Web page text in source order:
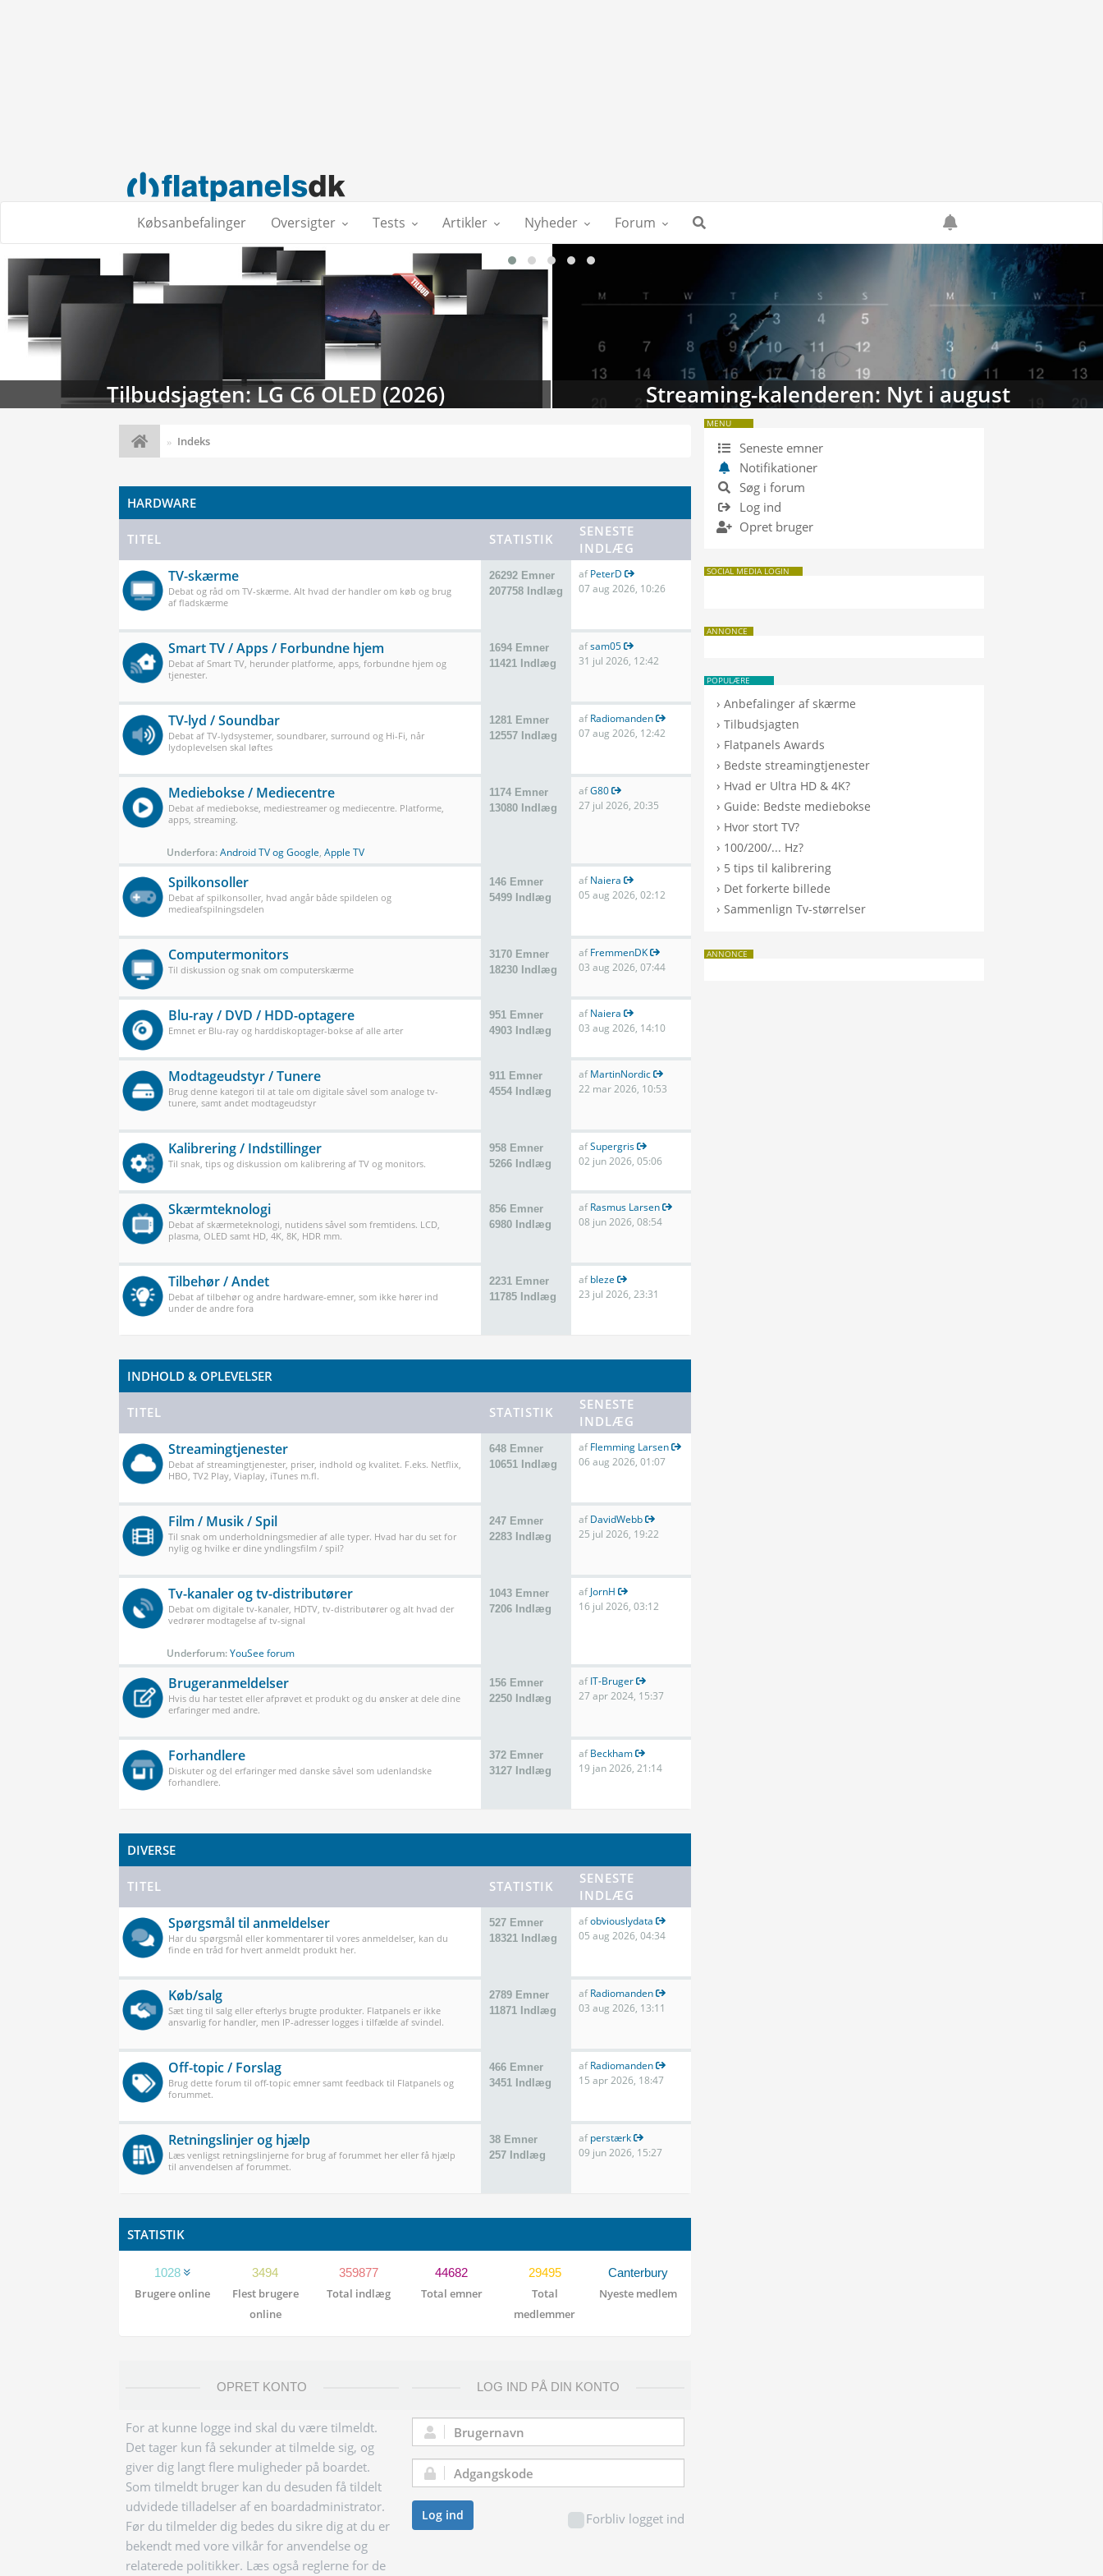
Købsanbefalinger Oversigter Tests Artikler Nyheder Forum
Streaming-kalenderen: Nyt i august TV-databasen: Sammenlign TV
Indeks
HARDWARE
TITEL STATISTIK
SENESTE
INDLÆG
TV-skærme
Debat og råd om TV-skærme. Alt hvad der handler om køb og brug
af fladskærme
26292 Emner
207758 Indlæg
afPeterD
07 aug 2026, 10:26
Smart TV / Apps / Forbundne hjem
Debat af Smart TV, herunder platforme, apps, forbundne hjem og
tjenester.
1694 Emner
11421 Indlæg
afsam05
31 jul 2026, 12:42
TV-lyd / Soundbar
Debat af TV-lydsystemer, soundbarer, surround og Hi-Fi, når
lydoplevelsen skal løftes
1281 Emner
12557 Indlæg
afRadiomanden
07 aug 2026, 12:42
Mediebokse / Mediecentre
Debat af mediebokse, mediestreamer og mediecentre. Platforme,
apps, streaming.
Underfora:Android TV og Google, Apple TV
1174 Emner
13080 Indlæg
afG80
27 jul 2026, 20:35
Spilkonsoller
Debat af spilkonsoller, hvad angår både spildelen og
medieafspilningsdelen
146 Emner
5499 Indlæg
afNaiera
05 aug 2026, 02:12
Computermonitors
Til diskussion og snak om computerskærme
3170 Emner
18230 Indlæg
afFremmenDK
03 aug 2026, 07:44
Blu-ray / DVD / HDD-optagere
Emnet er Blu-ray og harddiskoptager-bokse af alle arter
951 Emner
4903 Indlæg
afNaiera
03 aug 2026, 14:10
Modtageudstyr / Tunere
Brug denne kategori til at tale om digitale såvel som analoge tv-
tunere, samt andet modtageudstyr
911 Emner
4554 Indlæg
afMartinNordic
22 mar 2026, 10:53
Kalibrering / Indstillinger
Til snak, tips og diskussion om kalibrering af TV og monitors.
958 Emner
5266 Indlæg
afSupergris
02 jun 2026, 05:06
Skærmteknologi
Debat af skærmeteknologi, nutidens såvel som fremtidens. LCD,
plasma, OLED samt HD, 4K, 8K, HDR mm.
856 Emner
6980 Indlæg
afRasmus Larsen
08 jun 2026, 08:54
Tilbehør / Andet
Debat af tilbehør og andre hardware-emner, som ikke hører ind
under de andre fora
2231 Emner
11785 Indlæg
afbleze
23 jul 2026, 23:31
INDHOLD & OPLEVELSER
TITEL STATISTIK
SENESTE
INDLÆG
Streamingtjenester
Debat af streamingtjenester, priser, indhold og kvalitet. F.eks. Netflix,
HBO, TV2 Play, Viaplay, iTunes m.fl.
648 Emner
10651 Indlæg
afFlemming Larsen
06 aug 2026, 01:07
Film / Musik / Spil
Til snak om underholdningsmedier af alle typer. Hvad har du set for
nylig og hvilke er dine yndlingsfilm / spil?
247 Emner
2283 Indlæg
afDavidWebb
25 jul 2026, 19:22
Tv-kanaler og tv-distributører
Debat om digitale tv-kanaler, HDTV, tv-distributører og alt hvad der
vedrører modtagelse af tv-signal
Underforum:YouSee forum
1043 Emner
7206 Indlæg
afJornH
16 jul 2026, 03:12
Brugeranmeldelser
Hvis du har testet eller afprøvet et produkt og du ønsker at dele dine
erfaringer med andre.
156 Emner
2250 Indlæg
afIT-Bruger
27 apr 2024, 15:37
Forhandlere
Diskuter og del erfaringer med danske såvel som udenlandske
forhandlere.
372 Emner
3127 Indlæg
afBeckham
19 jan 2026, 21:14
DIVERSE
TITEL STATISTIK
SENESTE
INDLÆG
Spørgsmål til anmeldelser
Har du spørgsmål eller kommentarer til vores anmeldelser, kan du
finde en tråd for hvert anmeldt produkt her.
527 Emner
18321 Indlæg
afobviouslydata
05 aug 2026, 04:34
Køb/salg
Sæt ting til salg eller efterlys brugte produkter. Flatpanels er ikke
ansvarlig for handler, men IP-adresser logges i tilfælde af svindel.
2789 Emner
11871 Indlæg
afRadiomanden
03 aug 2026, 13:11
Off-topic / Forslag
Brug dette forum til off-topic emner samt feedback til Flatpanels og
forummet.
466 Emner
3451 Indlæg
afRadiomanden
15 apr 2026, 18:47
Retningslinjer og hjælp
Læs venligst retningslinjerne for brug af forummet her eller få hjælp
til anvendelsen af forummet.
38 Emner
257 Indlæg
afperstærk
09 jun 2026, 15:27
STATISTIK
1028
Brugere online
3494
Flest brugere
online
359877
Total indlæg
44682
Total emner
29495
Total
medlemmer
Canterbury
Nyeste medlem
OPRET KONTO
For at kunne logge ind skal du være tilmeldt.
Det tager kun få sekunder at tilmelde sig, og
giver dig langt flere muligheder på boardet.
Som tilmeldt bruger kan du desuden få tildelt
udvidede tilladelser af en boardadministrator.
Før du tilmelder dig bedes du sikre dig at du er
bekendt med vore vilkår for anvendelse og
relaterede politikker. Læs også reglerne for de
LOG IND PÅ DIN KONTO
Brugernavn:
Adgangskode:
Forbliv logget ind
Log ind
MENU
Seneste emner
Notifikationer
Søg i forum
Log ind
Opret bruger
SOCIAL MEDIA LOGIN
ANNONCE
POPULÆRE
›Anbefalinger af skærme
›Tilbudsjagten
› Flatpanels Awards
› Bedste streamingtjenester
› Hvad er Ultra HD & 4K?
› Guide: Bedste mediebokse
› Hvor stort TV?
› 100/200/... Hz?
› 5 tips til kalibrering
› Det forkerte billede
›Sammenlign Tv-størrelser
ANNONCE